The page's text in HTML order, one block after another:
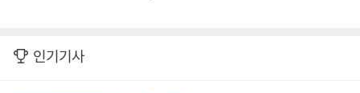
인기기사